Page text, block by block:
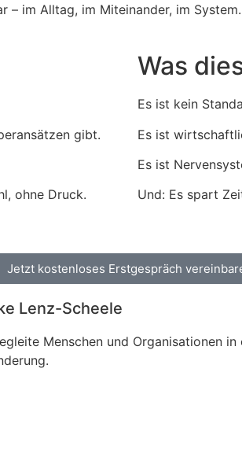
– im Alltag, im Miteinander, im System.
gibt.
ohne Druck.
Was
Es ist kein
Es ist
Es ist
Und: Es spart
Jetzt kostenloses Erstgespräch
Lenz-Scheele
Menschen und Organisationen in